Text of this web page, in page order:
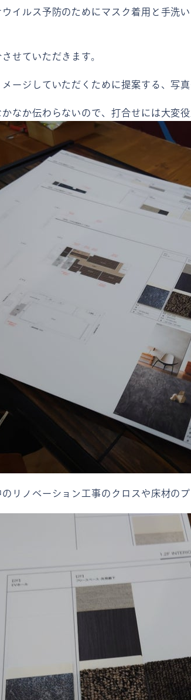
イルス予防のためにマスク着用と手洗
せていただきます。
ージしていただくために提案する、写
なか伝わらないので、打合せには大変役
リノベーション工事のクロスや床材のプ